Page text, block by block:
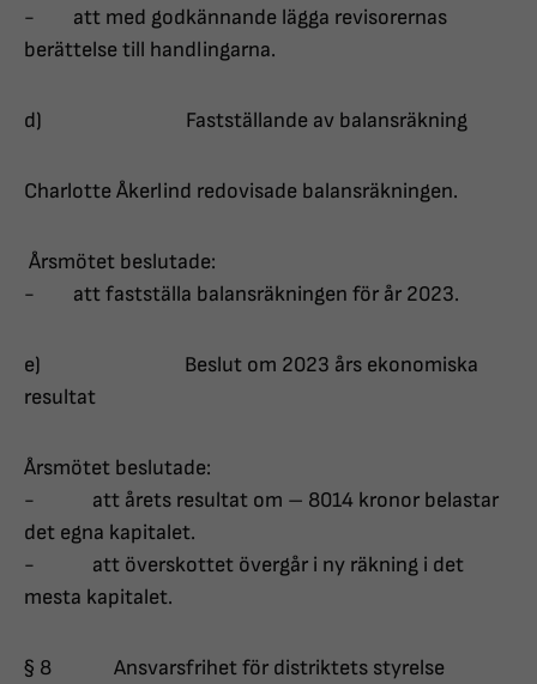
- att med godkännande lägga revisorernas
berättelse till handlingarna.
d) Fastställande av balansräkning
Charlotte Åkerlind redovisade balansräkningen.
Årsmötet beslutade:
- att fastställa balansräkningen för år 2023­­­­­.
e) Beslut om 2023 års ekonomiska
resultat
Årsmötet beslutade:
- att årets resultat om – 8014 kronor belastar
det egna kapitalet.
- att överskottet övergår i ny räkning i det
mesta kapitalet.
§ 8 Ansvarsfrihet för distriktets styrelse